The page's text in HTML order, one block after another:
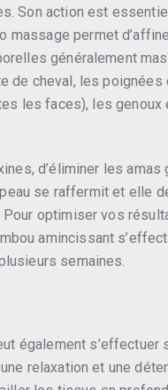
Son action est
massage permet
généralement
de cheval, les poignées
les faces), les genoux
d’éliminer les amas
se raffermit et elle
optimiser vos
amincissant
semaines.
également s’effectuer
relaxation et une